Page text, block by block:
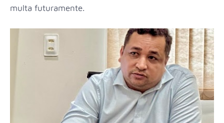
multa futuramente.